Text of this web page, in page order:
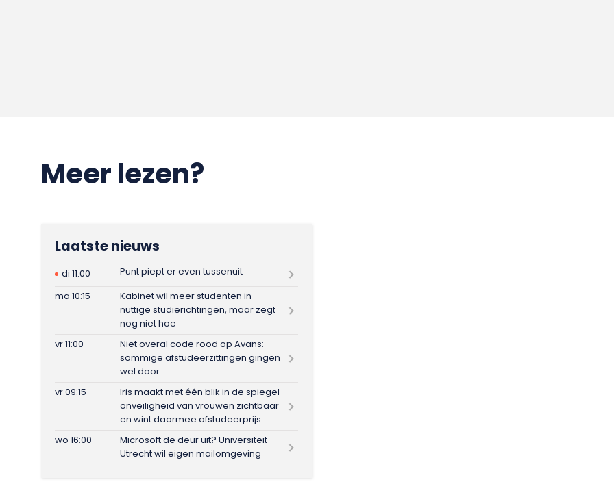
Meer lezen?
Laatste nieuws
di 11:00
Punt piept er even tussenuit
ma 10:15
Kabinet wil meer studenten in
nuttige studierichtingen, maar zegt
nog niet hoe
vr 11:00
Niet overal code rood op Avans:
sommige afstudeerzittingen gingen
wel door
vr 09:15
Iris maakt met één blik in de spiegel
onveiligheid van vrouwen zichtbaar
en wint daarmee afstudeerprijs
wo 16:00
Microsoft de deur uit? Universiteit
Utrecht wil eigen mailomgeving